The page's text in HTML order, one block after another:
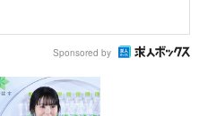
Sponsored by